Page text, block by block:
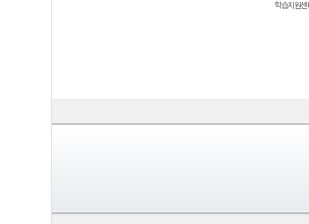
학습지원